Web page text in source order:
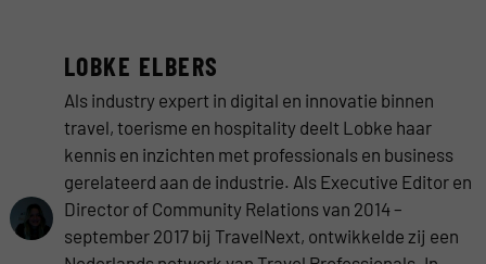
LOBKE ELBERS
Als industry expert in digital en innovatie binnen
travel, toerisme en hospitality deelt Lobke haar
kennis en inzichten met professionals en business
gerelateerd aan de industrie. Als Executive Editor en
Director of Community Relations van 2014 –
september 2017 bij TravelNext, ontwikkelde zij een